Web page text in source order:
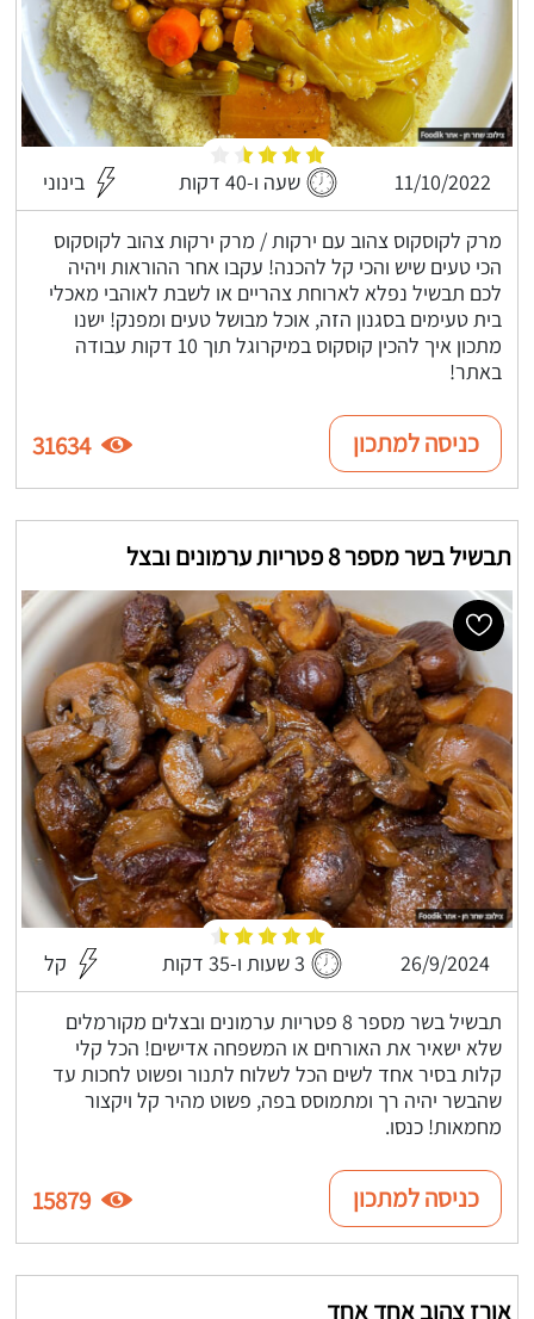
11/10/2022 שעה ו-40 דקות בינוני
מרק לקוסקוס צהוב עם ירקות / מרק ירקות צהוב לקוסקוס
הכי טעים שיש והכי קל להכנה! עקבו אחר ההוראות ויהיה
לכם תבשיל נפלא לארוחת צהריים או לשבת לאוהבי מאכלי
בית טעימים בסגנון הזה, אוכל מבושל טעים ומפנק! ישנו
מתכון איך להכין קוסקוס במיקרוגל תוך 10 דקות עבודה
באתר!
כניסה למתכון 31634
תבשיל בשר מספר 8 פטריות ערמונים ובצל
26/9/2024 3 שעות ו-35 דקות קל
תבשיל בשר מספר 8 פטריות ערמונים ובצלים מקורמלים
שלא ישאיר את האורחים או המשפחה אדישים! הכל קלי
קלות בסיר אחד לשים הכל לשלוח לתנור ופשוט לחכות עד
שהבשר יהיה רך ומתמוסס בפה, פשוט מהיר קל ויקצור
מחמאות! כנסו.
כניסה למתכון 15879
אורז צהוב אחד אחד